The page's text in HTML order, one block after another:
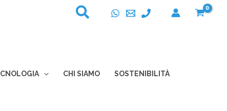
CHI SIAMO SOSTENIBILITÀ